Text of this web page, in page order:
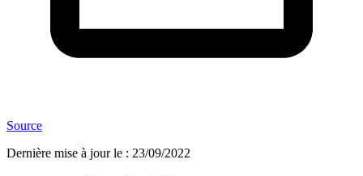
Source
Dernière mise à jour le : 23/09/2022